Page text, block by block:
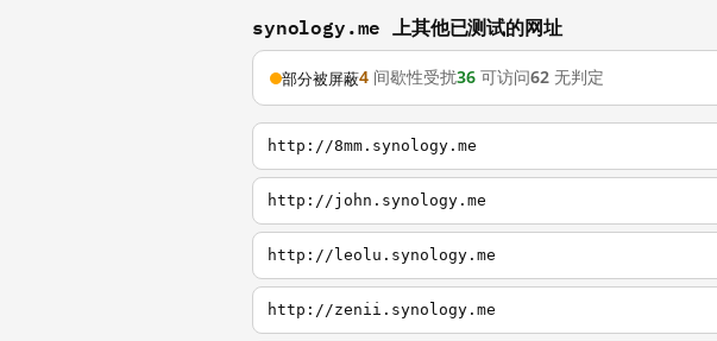
synology.me 上其他已测试的网址
部分被屏蔽4 间歇性受扰36 可访问62 无判定
http://8mm.synology.me
http://john.synology.me
http://leolu.synology.me
http://zenii.synology.me